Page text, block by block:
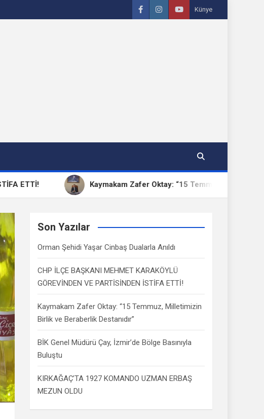
Künye
Kaymakam Zafer Oktay: “15 Temmuz, Milletimizin Birlik ve
Son Yazılar
Orman Şehidi Yaşar Cinbaş Dualarla Anıldı
CHP İLÇE BAŞKANI MEHMET KARAKÖYLÜ
GÖREVİNDEN VE PARTİSİNDEN İSTİFA ETTİ!
Kaymakam Zafer Oktay: “15 Temmuz, Milletimizin
Birlik ve Beraberlik Destanıdır”
BİK Genel Müdürü Çay, İzmir’de Bölge Basınıyla
Buluştu
KIRKAĞAÇ’TA 1927 KOMANDO UZMAN ERBAŞ
MEZUN OLDU